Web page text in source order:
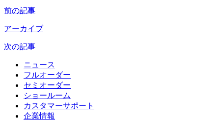
前の記事
アーカイブ
次の記事
ニュース
フルオーダー
セミオーダー
ショールーム
カスタマーサポート
企業情報